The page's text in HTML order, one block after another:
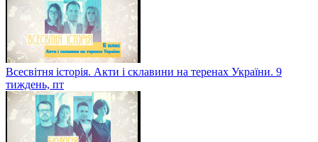
Всесвітня історія. Акти і склавини на теренах України. 9
тиждень, пт